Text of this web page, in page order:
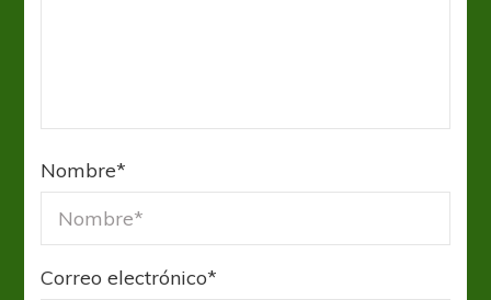
Nombre*
Correo electrónico*